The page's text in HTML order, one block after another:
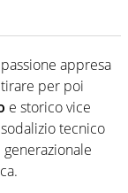
appresa
per poi
e storico vice
tecnico